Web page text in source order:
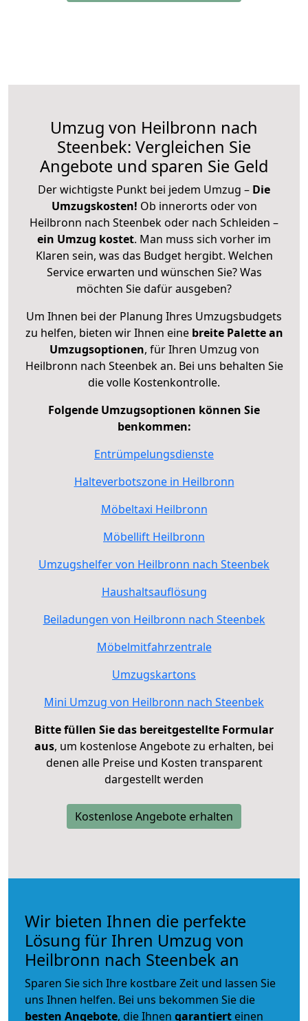
Umzug von Heilbronn nach
Steenbek: Vergleichen Sie
Angebote und sparen Sie Geld
Der wichtigste Punkt bei jedem Umzug – Die
Umzugskosten! Ob innerorts oder von
Heilbronn nach Steenbek oder nach Schleiden –
ein Umzug kostet. Man muss sich vorher im
Klaren sein, was das Budget hergibt. Welchen
Service erwarten und wünschen Sie? Was
möchten Sie dafür ausgeben?
Um Ihnen bei der Planung Ihres Umzugsbudgets
zu helfen, bieten wir Ihnen eine breite Palette an
Umzugsoptionen, für Ihren Umzug von
Heilbronn nach Steenbek an. Bei uns behalten Sie
die volle Kostenkontrolle.
Folgende Umzugsoptionen können Sie
benkommen:
Entrümpelungsdienste
Halteverbotszone in Heilbronn
Möbeltaxi Heilbronn
Möbellift Heilbronn
Umzugshelfer von Heilbronn nach Steenbek
Haushaltsauflösung
Beiladungen von Heilbronn nach Steenbek
Möbelmitfahrzentrale
Umzugskartons
Mini Umzug von Heilbronn nach Steenbek
Bitte füllen Sie das bereitgestellte Formular
aus, um kostenlose Angebote zu erhalten, bei
denen alle Preise und Kosten transparent
dargestellt werden
Kostenlose Angebote erhalten
Wir bieten Ihnen die perfekte
Lösung für Ihren Umzug von
Heilbronn nach Steenbek an
Sparen Sie sich Ihre kostbare Zeit und lassen Sie
uns Ihnen helfen. Bei uns bekommen Sie die
besten Angebote, die Ihnen garantiert einen